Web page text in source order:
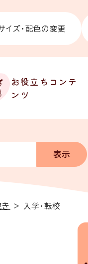
イズ・配色の変更
お役立ちコンテ
ンツ
き > 入学・転校